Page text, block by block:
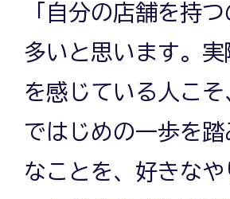
「自分の店舗を持
多いと思います。
を感じている人こ
ではじめの一歩を
なことを、好きな